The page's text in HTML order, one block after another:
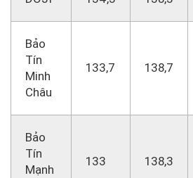
Bảo
Tín
Minh
Châu
133,7 138,7
Bảo
Tín
Mạnh
133 138,3